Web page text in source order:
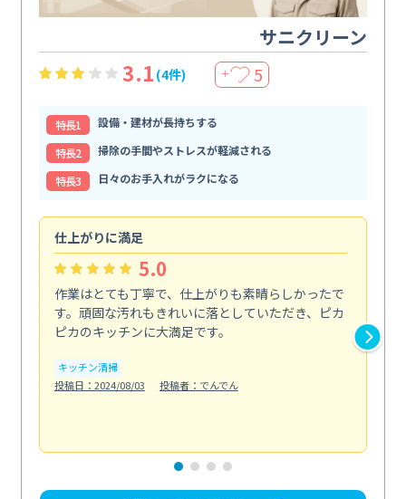
サニクリーン
3.1 (4件) ＋ 5
特⻑1
設備・建材が長持ちする
特⻑2
掃除の手間やストレスが軽減される
特⻑3
日々のお手入れがラクになる
仕上がりに満足
5.0
作業はとても丁寧で、仕上がりも素晴らしかったで
す。頑固な汚れもきれいに落としていただき、ピカ
ピカのキッチンに大満足です。
キッチン清掃
投稿日：2024/08/03
投稿者：でんでん